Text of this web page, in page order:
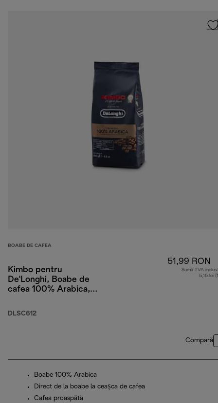
BOABE DE CAFEA
Kimbo pentru
De'Longhi, Boabe de
cafea 100% Arabica,
DLSC612
51,99 RON
Sumă TVA
5,15 lei
Compară
Boabe 100% Arabica
Direct de la boabe la ceașca de cafea
Cafea proaspătă